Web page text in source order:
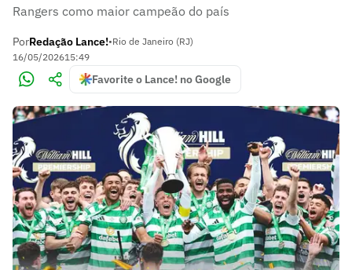
Rangers como maior campeão do país
PorRedação Lance!•Rio de Janeiro (RJ)
16/05/202615:49
Favorite o Lance! no Google